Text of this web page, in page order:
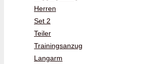
Herren
Set 2
Teiler
Trainingsanzug
Langarm